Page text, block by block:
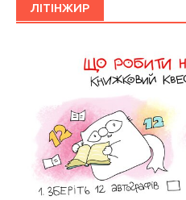
ЛІТІНЖИР